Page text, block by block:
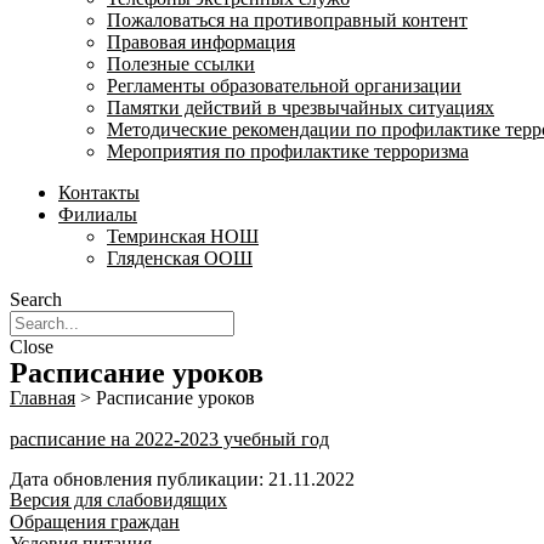
Пожаловаться на противоправный контент
Правовая информация
Полезные ссылки
Регламенты образовательной организации
Памятки действий в чрезвычайных ситуациях
Методические рекомендации по профилактике
Мероприятия по профилактике терроризма
Контакты
Филиалы
Темринская НОШ
Гляденская ООШ
Search
Close
Расписание уроков
Главная > Расписание уроков
расписание на 2022-2023 учебный год
Дата обновления публикации: 21.11.2022
Версия для слабовидящих
Обращения граждан